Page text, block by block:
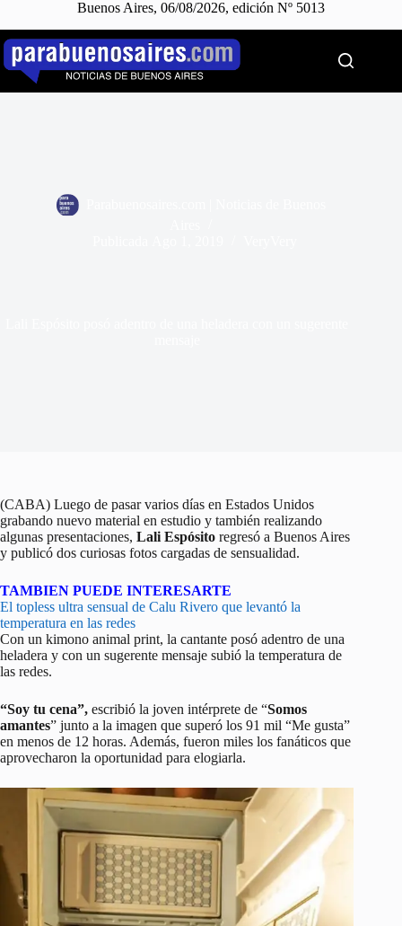
Buenos Aires, 06/08/2026, edición Nº 5013
Saltar
contenido
(CABA) Luego de pasar varios días en Estados Unidos
grabando nuevo material en estudio y también realizando
algunas presentaciones, Lali Espósito regresó a Buenos Aires
y publicó dos curiosas fotos cargadas de sensualidad.
TAMBIEN PUEDE INTERESARTE
El topless ultra sensual de Calu Rivero que levantó la
temperatura en las redes
Con un kimono animal print, la cantante posó adentro de una
heladera y con un sugerente mensaje subió la temperatura de
las redes.
“Soy tu cena”, escribió la joven intérprete de “Somos
amantes” junto a la imagen que superó los 91 mil “Me gusta”
en menos de 12 horas. Además, fueron miles los fanáticos que
aprovecharon la oportunidad para elogiarla.